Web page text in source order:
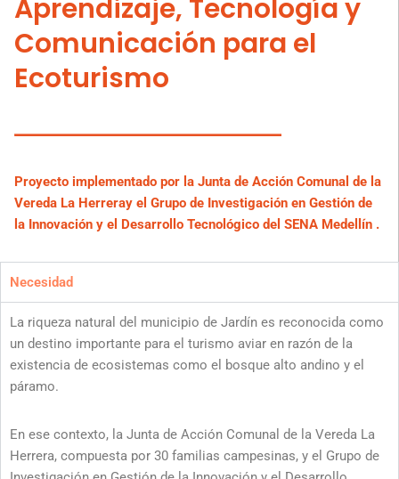
Aprendizaje, Tecnología y
Comunicación para el
Ecoturismo
Proyecto implementado por la Junta de Acción Comunal de la
Vereda La Herreray el Grupo de Investigación en Gestión de
la Innovación y el Desarrollo Tecnológico del SENA Medellín .
Necesidad
La riqueza natural del municipio de Jardín es reconocida como
un destino importante para el turismo aviar en razón de la
existencia de ecosistemas como el bosque alto andino y el
páramo.
En ese contexto, la Junta de Acción Comunal de la Vereda La
Herrera, compuesta por 30 familias campesinas, y el Grupo de